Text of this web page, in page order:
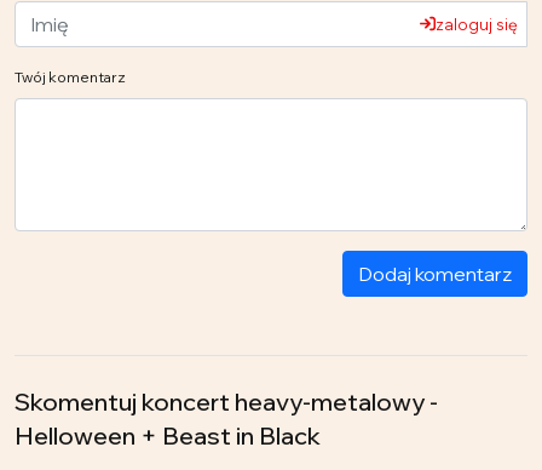
zaloguj się
Twój komentarz
Dodaj komentarz
Skomentuj koncert heavy-metalowy -
Helloween + Beast in Black